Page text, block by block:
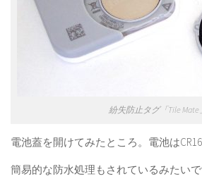
紛失防止タグ「Tile Mate
電池蓋を開けてみたところ。電池は
簡易的な防水処理もされているみたいで